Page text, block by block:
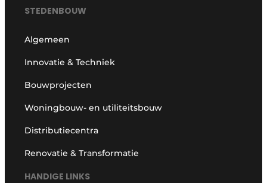
STEDENBOUW
Algemeen
Innovatie & Techniek
Bouwprojecten
Woningbouw- en utiliteitsbouw
Distributiecentra
Renovatie & Transformatie
HANDIGE LINKS